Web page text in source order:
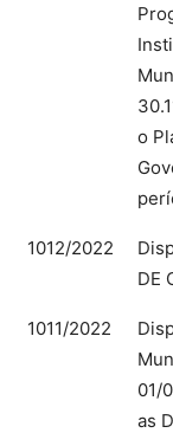
o
1012/2022
DE
1011/2022
01/
as